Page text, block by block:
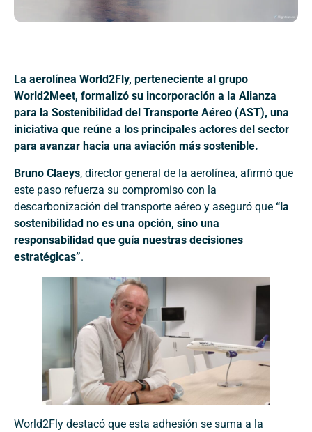
La aerolínea World2Fly, perteneciente al grupo
World2Meet, formalizó su incorporación a la Alianza
para la Sostenibilidad del Transporte Aéreo (AST), una
iniciativa que reúne a los principales actores del sector
para avanzar hacia una aviación más sostenible.
Bruno Claeys, director general de la aerolínea, afirmó que
este paso refuerza su compromiso con la
descarbonización del transporte aéreo y aseguró que “la
sostenibilidad no es una opción, sino una
responsabilidad que guía nuestras decisiones
estratégicas”.
World2Fly destacó que esta adhesión se suma a la